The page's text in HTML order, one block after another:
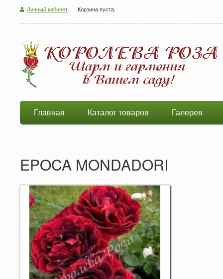
Личный кабинет Корзина пуста.
Главная Каталог товаров Галерея
EPOCA MONDADORI